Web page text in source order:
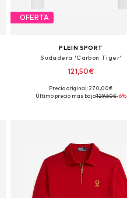
OFERTA
PLEIN SPORT
Sudadera 'Carbon Tiger'
121,50€
Disponible en muchas tallas
Precio original: 270,00€
Último precio más bajo:129,60€-6%